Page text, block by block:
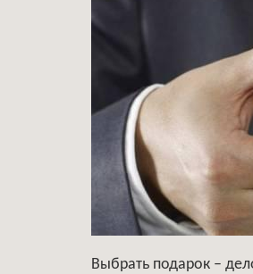
Выбрать подарок –